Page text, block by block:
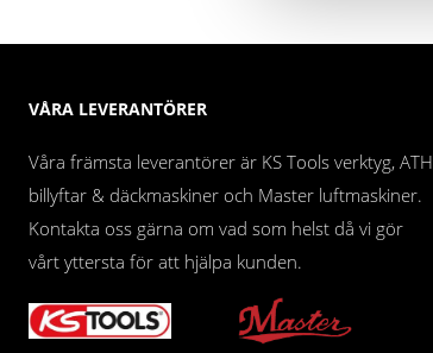
VÅRA LEVERANTÖRER
Våra främsta leverantörer är KS Tools verktyg, ATH
billyftar & däckmaskiner och Master luftmaskiner.
Kontakta oss gärna om vad som helst då vi gör
vårt yttersta för att hjälpa kunden.